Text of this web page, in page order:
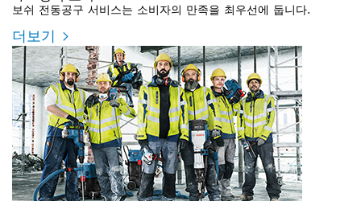
보쉬 전동공구 서비스는 소비자의 만족을 최우선에 둡니다.
더보기